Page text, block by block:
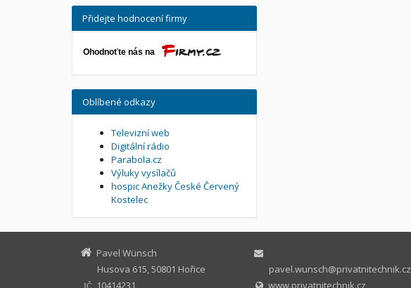
Přidejte hodnocení firmy
Oblíbené odkazy
Televizní web
Digitální rádio
Parabola.cz
Výluky vysílačů
hospic Anežky České Červený
Kostelec
Pavel Wünsch
Husova 615, 50801 Hořice
10414231
pavel.wunsch@privatnitechnik.cz
www.privatnitechnik.cz